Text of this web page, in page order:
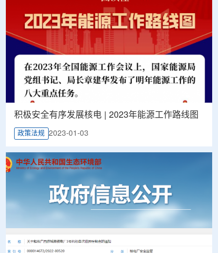
积极安全有序发展核电 | 2023年能源工作路线图
政策法规 2023-01-03